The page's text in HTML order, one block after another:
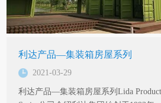
利达产品—集装箱房屋系列
2021-03-29
利达产品—集装箱房屋系列Lida